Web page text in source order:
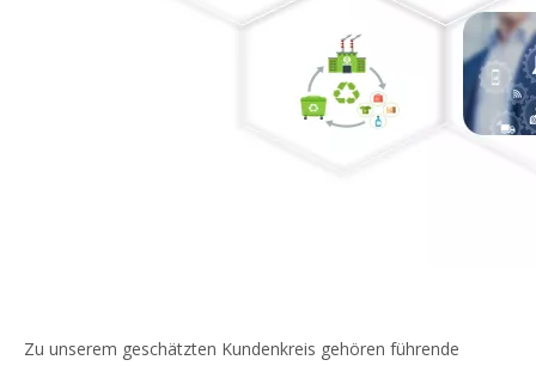
Zu unserem geschätzten Kundenkreis gehören führende